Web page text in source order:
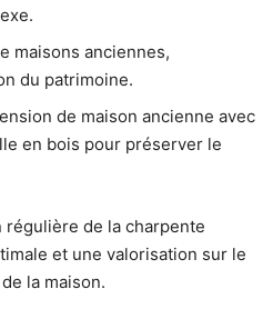
maisons anciennes,
du patrimoine.
de maison ancienne avec
en bois pour préserver le
régulière de la charpente
et une valorisation sur le
la maison.